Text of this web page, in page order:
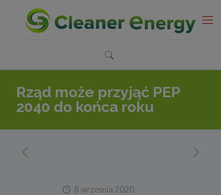
Rząd może przyjąć PEP
2040 do końca roku
8 września 2020